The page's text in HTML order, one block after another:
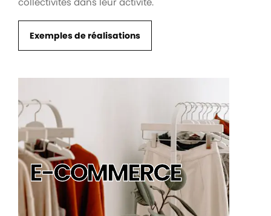
Exemples de réalisations